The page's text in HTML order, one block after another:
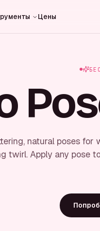
Цены
natural poses
twirl. Apply any pose